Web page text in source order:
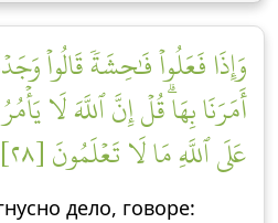
وَإِذَا فَعَلُواْ فَٰحِشَةٗ قَالُواْ
أَمَرَنَا بِهَاۗ قُلۡ إِنَّ ٱللَّهَ لَا
عَلَى ٱللَّهِ مَا لَا تَعۡلَمُونَ [٢٨]
дело, говоре: